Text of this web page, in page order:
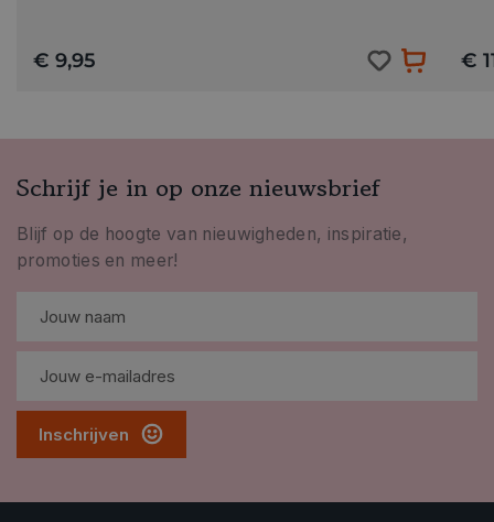
€ 9,95 €
Schrijf je in op onze nieuwsbrief
Blijf op de hoogte van nieuwigheden, inspiratie,
promoties en meer!
Inschrijven